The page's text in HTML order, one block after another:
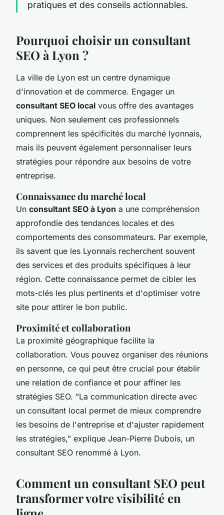
pratiques et des conseils actionnables.
Pourquoi choisir un consultant
SEO à Lyon ?
La ville de Lyon est un centre dynamique
d'innovation et de commerce. Engager un
consultant SEO local vous offre des avantages
uniques. Non seulement ces professionnels
comprennent les spécificités du marché lyonnais,
mais ils peuvent également personnaliser leurs
stratégies pour répondre aux besoins de votre
entreprise.
Connaissance du marché local
Un consultant SEO à Lyon a une compréhension
approfondie des tendances locales et des
comportements des consommateurs. Par exemple,
ils savent que les Lyonnais recherchent souvent
des services et des produits spécifiques à leur
région. Cette connaissance permet de cibler les
mots-clés les plus pertinents et d'optimiser votre
site pour attirer le bon public.
Proximité et collaboration
La proximité géographique facilite la
collaboration. Vous pouvez organiser des réunions
en personne, ce qui peut être crucial pour établir
une relation de confiance et pour affiner les
stratégies SEO. "La communication directe avec
un consultant local permet de mieux comprendre
les besoins de l'entreprise et d'ajuster rapidement
les stratégies," explique Jean-Pierre Dubois, un
consultant SEO renommé à Lyon.
Comment un consultant SEO peut
transformer votre visibilité en